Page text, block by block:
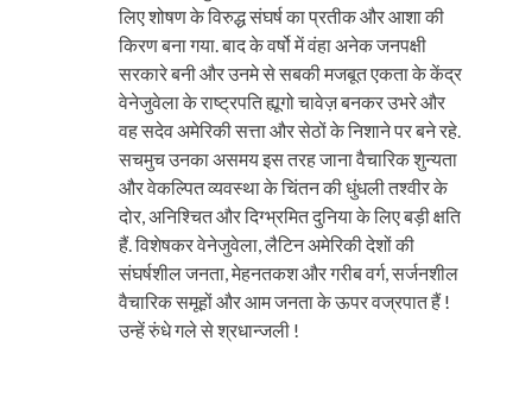
लिए शोषण के विरुद्ध संघर्ष का प्रतीक और आशा की
किरण बना गया. बाद के वर्षो में वंहा अनेक जनपक्षी
सरकारे बनी और उनमे से सबकी मजबूत एकता के केंद्र
वेनेजुवेला के राष्ट्रपति ह्यूगो चावेज़ बनकर उभरे और
वह सदेव अमेरिकी सत्ता और सेठों के निशाने पर बने रहे.
सचमुच उनका असमय इस तरह जाना वैचारिक शुन्यता
और वेकल्पित व्यवस्था के चिंतन की धुंधली तश्वीर के
दोर, अनिश्चित और दिग्भ्रमित दुनिया के लिए बड़ी क्षति
हैं. विशेषकर वेनेजुवेला, लैटिन अमेरिकी देशों की
संघर्षशील जनता, मेहनतकश और गरीब वर्ग, सर्जनशील
वैचारिक समूहों और आम जनता के ऊपर वज्रपात हैं !
उन्हें रुंधे गले से श्रधान्जली !